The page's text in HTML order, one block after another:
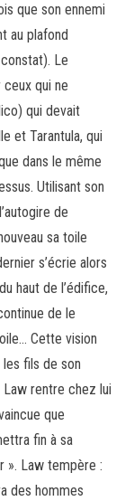
que son ennemi
au plafond
Le
qui ne
qui devait
et Tarantula, qui
dans le même
Utilisant son
de
sa toile
s’écrie alors
haut de l’édifice,
de le
Cette vision
fils de son
rentre chez lui
que
fin à sa
». Law tempère :
des hommes